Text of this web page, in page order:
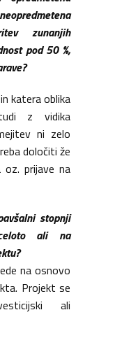
zunanjih
pod 50 %,
katera oblika
z vidika
ni zelo
določiti že
oz. prijave na
stopnji
ali na
na osnovo
Projekt se
ali